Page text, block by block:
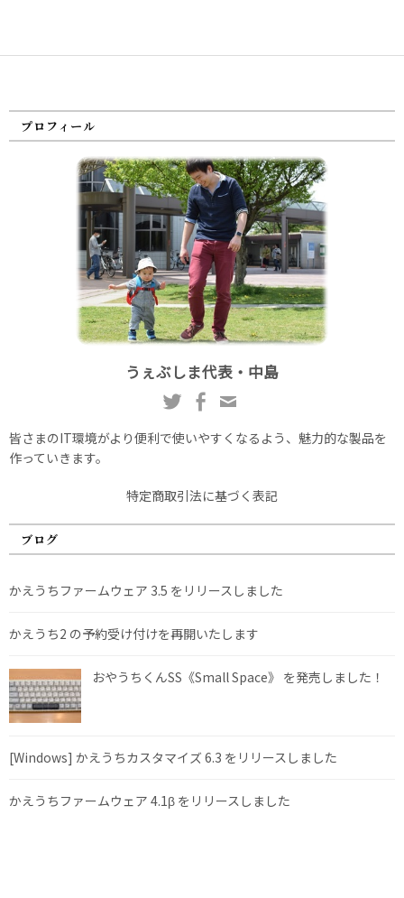
プロフィール
うぇぶしま代表・中島
皆さまのIT環境がより便利で使いやすくなるよう、魅力的な製品を
作っていきます。
特定商取引法に基づく表記
ブログ
かえうちファームウェア 3.5 をリリースしました
かえうち2 の予約受け付けを再開いたします
おやうちくんSS《Small Space》 を発売しました！
[Windows] かえうちカスタマイズ 6.3 をリリースしました
かえうちファームウェア 4.1β をリリースしました